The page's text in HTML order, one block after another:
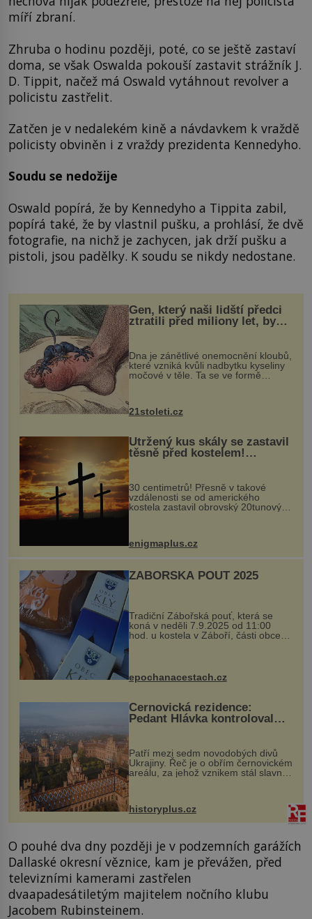
míří zbraní.
Zhruba o hodinu později, poté, co se ještě zastaví
doma, se však Oswalda pokouší zastavit strážník J.
D. Tippit, načež má Oswald vytáhnout revolver a
policistu zastřelit.
Zatčen je v nedalekém kině a návdavkem k vraždě
policisty obviněn i z vraždy prezidenta Kennedyho.
Soudu se nedožije
Oswald popírá, že by Kennedyho a Tippita zabil,
popírá také, že by vlastnil pušku, a prohlásí, že dvě
fotografie, na nichž je zachycen, jak drží pušku a
pistoli, jsou padělky. K soudu se nikdy nedostane.
Gen, který naši lidští předci
ztratili před miliony let, by
mohl pomoci s léčbou
„nemoci králů“
Dna je zánětlivé onemocnění kloubů,
které vzniká kvůli nadbytku kyseliny
močové v těle. Ta se ve formě
nohou, a způsobuje bole...
21stoleti.cz
Utržený kus skály se zastavil
těsně před kostelem!
Ochránila ho boží síla?
30 centimetrů! Přesně v takové
vzdálenosti se od amerického
kostela zastavil obrovský 20tunový
...
enigmaplus.cz
ZÁBOŘSKÁ POUŤ 2025
Tradiční Zábořská pouť, která se
koná v neděli 7.9.2025 od 11:00
hod. u kostela v Záboří, části obce
Kly u Mělníka. V programu naleznete
komentovanou prohlídku kostela,
epochanacestach.cz
Černovická rezidence:
Pedant Hlávka kontroloval
Patří mezi sedm novodobých divů
Ukrajiny. Řeč je o obřím černovickém
areálu, za jehož vznikem stál slavný
český architekt Josef Hlávka. Ten si
na něm dal mimořádně záležet. Jeho
historyplus.cz
O pouhé dva dny později je v podzemních garážích
Dallaské okresní věznice, kam je převážen, před
televizními kamerami zastřelen
dvaapadesátiletým majitelem nočního klubu
Jacobem Rubinsteinem.